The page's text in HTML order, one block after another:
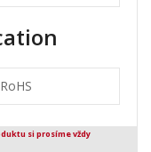
si prosíme vždy